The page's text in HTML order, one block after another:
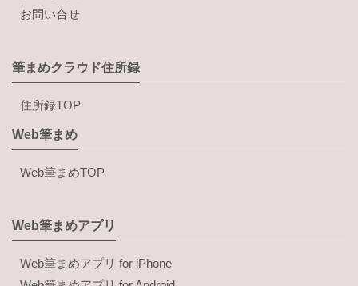
お問い合せ
筆まめクラウド住所録
住所録TOP
Web筆まめ
Web筆まめTOP
Web筆まめアプリ
Web筆まめアプリ for iPhone